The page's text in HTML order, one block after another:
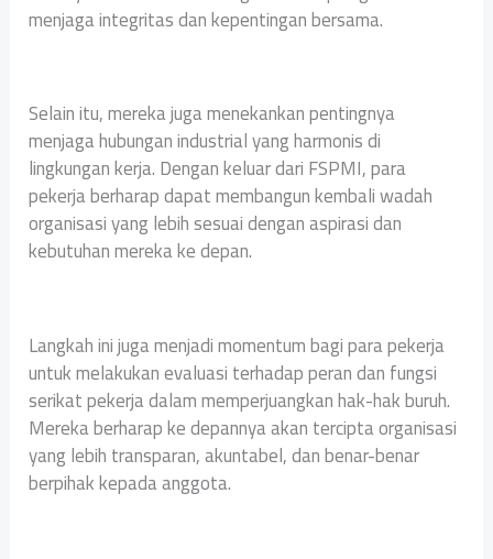
menjaga integritas dan kepentingan bersama.
Selain itu, mereka juga menekankan pentingnya
menjaga hubungan industrial yang harmonis di
lingkungan kerja. Dengan keluar dari FSPMI, para
pekerja berharap dapat membangun kembali wadah
organisasi yang lebih sesuai dengan aspirasi dan
kebutuhan mereka ke depan.
Langkah ini juga menjadi momentum bagi para pekerja
untuk melakukan evaluasi terhadap peran dan fungsi
serikat pekerja dalam memperjuangkan hak-hak buruh.
Mereka berharap ke depannya akan tercipta organisasi
yang lebih transparan, akuntabel, dan benar-benar
berpihak kepada anggota.